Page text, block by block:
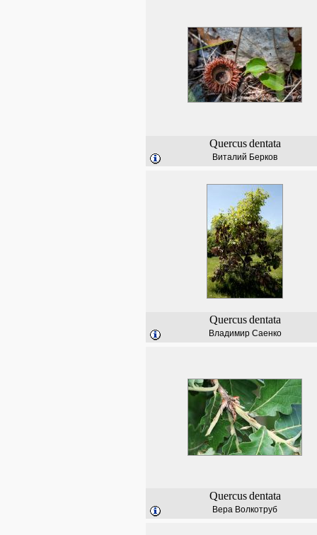
Quercus dentata
Виталий Берков
Quercus dentata
Владимир Саенко
Quercus dentata
Вера Волкотруб